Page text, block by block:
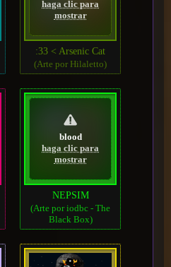
haga clic para
mostrar
:33 < Arsenic Cat
(Arte por Hilaletto)
blood
haga clic para
mostrar
NEPSIM
(Arte por iodbc - The
Black Box)